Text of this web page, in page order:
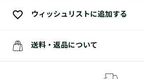
ウィッシュリストに追加する
送料・返品について